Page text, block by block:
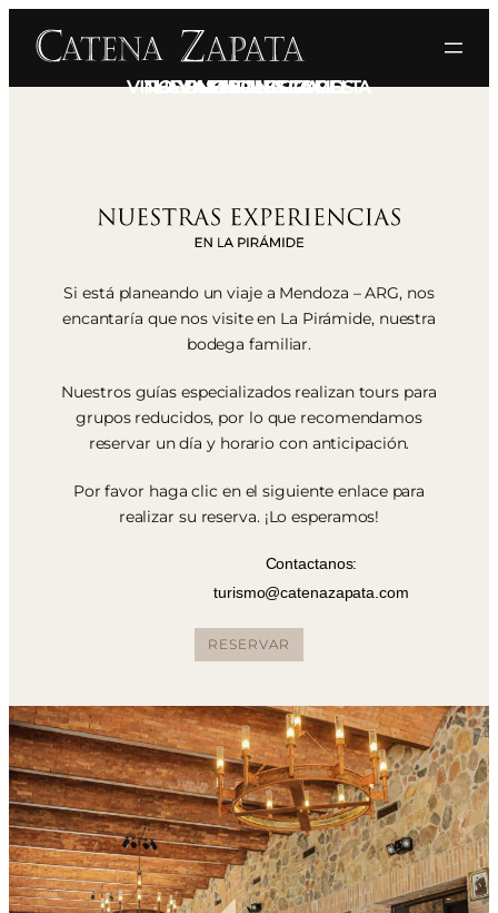
VINO Y ASTROLOGIA CELTA
LA FAMILIA ES TODO
VINO & MUSICA
THE BLENDING GAMES
Si está planeando un viaje a Mendoza – ARG, nos
encantaría que nos visite en La Pirámide, nuestra
bodega familiar.
Nuestros guías especializados realizan tours para
grupos reducidos, por lo que recomendamos
reservar un día y horario con anticipación.
Por favor haga clic en el siguiente enlace para
realizar su reserva. ¡Lo esperamos!
Contactanos:
turismo@catenazapata.com
RESERVAR